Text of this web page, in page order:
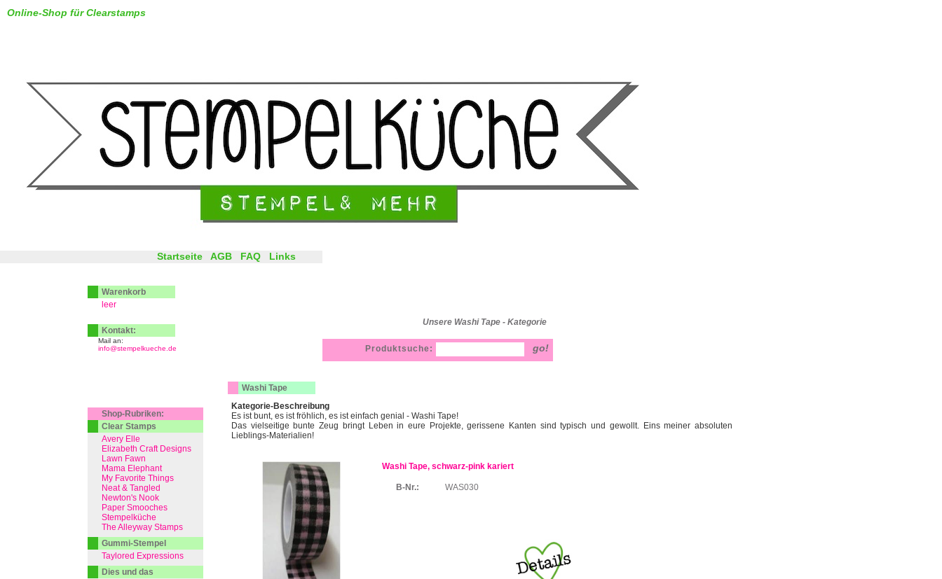
Unsere Washi Tape - Kategorie
Online-Shop für Clearstamps
Washi Tape
Kategorie-Beschreibung
Es ist bunt, es ist fröhlich, es ist einfach genial - Washi Tape!
Das vielseitige bunte Zeug bringt Leben in eure Projekte, gerissene Kanten sind typisch und gewollt. Eins meiner absoluten
Lieblings-Materialien!
Washi Tape, schwarz-pink kariert
B-Nr.: WAS030
Startseite AGB FAQ Links
Produktsuche:
Warenkorb
leer
Kontakt:
Mail an:
info@stempelkueche.de
Shop-Rubriken:
Clear Stamps
Avery Elle
Elizabeth Craft Designs
Lawn Fawn
Mama Elephant
My Favorite Things
Neat & Tangled
Newton's Nook
Paper Smooches
Stempelküche
The Alleyway Stamps
Gummi-Stempel
Taylored Expressions
Dies und das